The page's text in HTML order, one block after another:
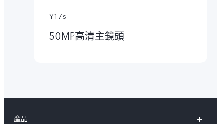
Y17s
50MP高清主鏡頭
產品